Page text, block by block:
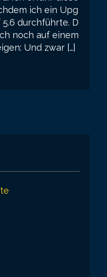
ich ein Upg
5.6 durchführte. D
noch auf einem
Und zwar […]